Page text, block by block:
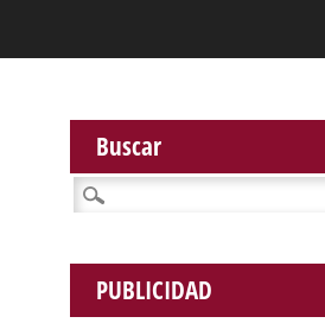
Buscar
Buscar:
PUBLICIDAD